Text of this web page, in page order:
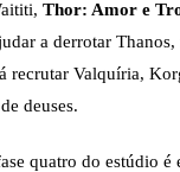
Thor: Amor e
a derrotar Thanos,
recrutar Valquíria,
deuses.
quatro do estúdio é